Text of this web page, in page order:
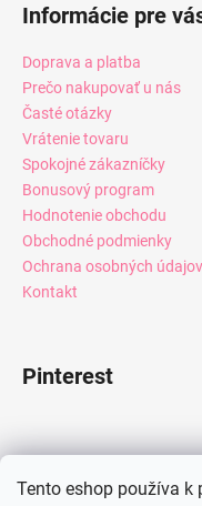
Tento eshop používa k
Informácie pre
Doprava a platba
Prečo nakupovať u nás
Časté otázky
Vrátenie tovaru
Spokojné zákazníčky
Bonusový program
Hodnotenie obchodu
Obchodné podmienky
Ochrana osobných údajov
Kontakt
Pinterest